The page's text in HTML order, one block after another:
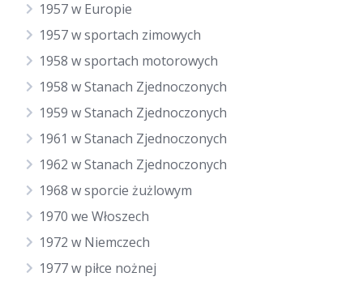
1957 w Europie
1957 w sportach zimowych
1958 w sportach motorowych
1958 w Stanach Zjednoczonych
1959 w Stanach Zjednoczonych
1961 w Stanach Zjednoczonych
1962 w Stanach Zjednoczonych
1968 w sporcie żużlowym
1970 we Włoszech
1972 w Niemczech
1977 w piłce nożnej